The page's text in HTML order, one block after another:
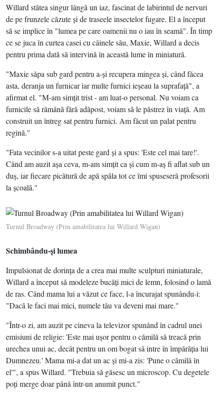
Willard stătea singur lângă un iaz, fascinat de labirintul de nervuri
de pe frunzele căzute şi de traseele insectelor fugare. El a început
să se implice în "lumea pe care oamenii nu o iau în seamă". În timp
ce se juca în curtea casei cu câinele său, Maxie, Willard a decis
pentru prima dată să intervină în această lume în miniatură.
"Maxie săpa sub gard pentru a-şi recupera mingea şi, când făcea
asta, deranja un furnicar iar multe furnici ieşeau la suprafaţă", a
afirmat el. "M-am simţit trist - am luat-o personal. Nu voiam ca
furnicile să rămână fără adăpost, voiam să le păstrez în viaţă. Am
construit un întreg sat pentru furnici. Am făcut un palat pentru
regină."
"Fata vecinilor s-a uitat peste gard şi a spus: 'Este cel mai tare!'.
Când am auzit aşa ceva, m-am simţit ca şi cum m-aş fi aflat sub un
duş, iar fiecare picătură de apă spăla tot ce îmi spuseseră profesorii
la şcoală."
Turnul Broadway (Prin amabilitatea lui Willard Wigan)
Schimbându-şi lumea
Impulsionat de dorinţa de a crea mai multe sculpturi miniaturale,
Willard a început să modeleze bucăţi mici de lemn, folosind o lamă
de ras. Când mama lui a văzut ce face, l-a încurajat spunându-i:
"Dacă le faci mai mici, numele tău va deveni mai mare."
"Într-o zi, am auzit pe cineva la televizor spunând în cadrul unei
emisiuni de religie: 'Este mai uşor pentru o cămilă să treacă prin
urechea unui ac, decât pentru un om bogat să intre în împărăţia lui
Dumnezeu.' Mama mi-a dat un ac şi mi-a zis: 'Pune o cămilă în
el'", a spus Willard. "Trebuia să găsesc un microscop. Cu degetele
poţi merge doar până într-un anumit punct."